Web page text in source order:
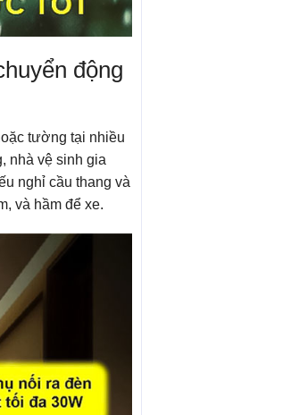
động
tường tại nhiều
nhà vệ sinh gia
nghỉ cầu thang và
và hầm để xe.